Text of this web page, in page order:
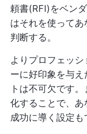
頼書(RFI)をベン
はそれを使って
判断する。
よりプロフェッ
ーに好印象を与
トは不可欠です
化することで、
成功に導く設定も